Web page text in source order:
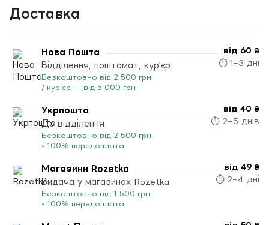
Доставка
Нова Пошта
Відділення, поштомат, кур’єр
Безкоштовно від 2 500 грн
/ кур’єр — від 5 000 грн
від 60 ₴
⏱ 1–3 дні
Укрпошта
До відділення
Безкоштовно від 2 500 грн
• 100% передоплата
від 40 ₴
⏱ 2–5 днів
Магазини Rozetka
Видача у магазинах Rozetka
Безкоштовно від 1 500 грн
• 100% передоплата
від 49 ₴
⏱ 2–4 дні